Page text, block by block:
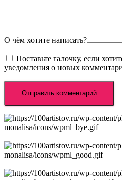
О чём хотите написать?
Поставьте галочку, если
уведомления о новых